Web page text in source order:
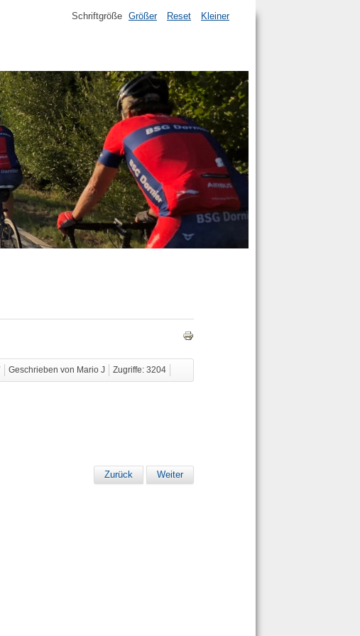
Schriftgröße Größer Reset Kleiner
Geschrieben von Mario J Zugriffe: 3204
Zurück Weiter